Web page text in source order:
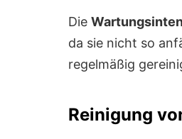
Die
da sie nicht so
regelmäßig
Reinigung